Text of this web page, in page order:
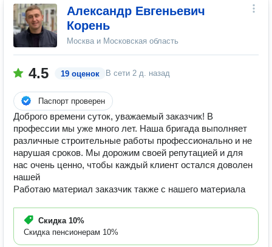
Александр Евгеньевич
Корень
Москва и Московская область
4.5 19 оценок В сети 2 д. назад
Паспорт проверен
Доброго времени суток, уважаемый заказчик! В
профессии мы уже много лет. Наша бригада выполняет
различные строительные работы профессионально и не
нарушая сроков. Мы дорожим своей репутацией и для
нас очень ценно, чтобы каждый клиент остался доволен
нашей
Работаю материал заказчик также с нашего материала
Скидка 10%
Скидка пенсионерам 10%